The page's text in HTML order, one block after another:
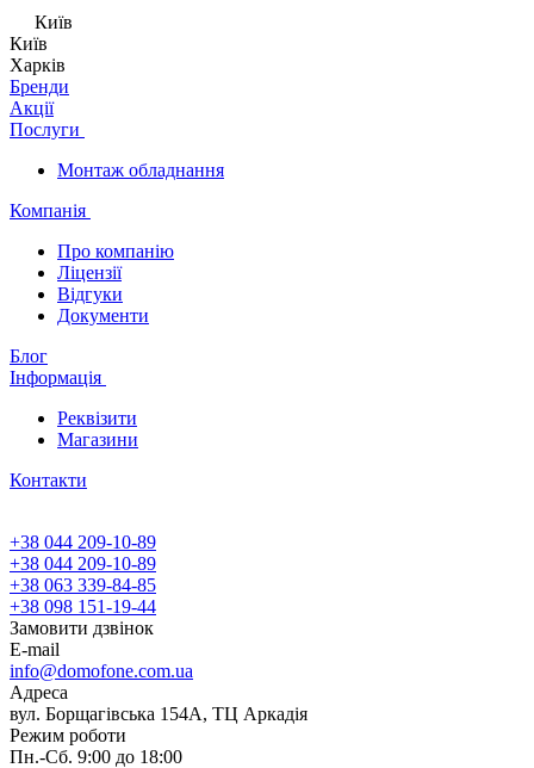
Київ
Київ
Харків
Бренди
Акції
Послуги
Монтаж обладнання
Компанія
Про компанію
Ліцензії
Відгуки
Документи
Блог
Інформація
Реквізити
Магазини
Контакти
+38 044 209-10-89
+38 044 209-10-89
+38 063 339-84-85
+38 098 151-19-44
Замовити дзвінок
E-mail
info@domofone.com.ua
Адреса
вул. Борщагівська 154А, ТЦ Аркадія
Режим роботи
Пн.-Сб. 9:00 до 18:00